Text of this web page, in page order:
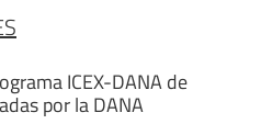
ICEX-DANA de
por la DANA